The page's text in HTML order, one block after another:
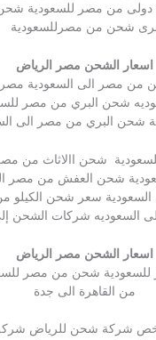
دولى من مصر للسعودية
شحن من مصرللسعودية
اسعار الشحن مصر الرياض
من مصر الى السعودية
شحن البري من مصر
شحن البري من مصر الى
شحن االاثاث من
شحن العفش من مصر
السعودية سعر شحن الكيلو
السعوديه شركات الشحن
اسعار الشحن مصر الرياض
شحن من مصر
من القاهرة الى جدة
شركة شحن للرياض